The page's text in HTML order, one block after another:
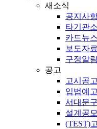
새소식
공지사
타기관
카드뉴스
보도자료
구정알
공고
고시공고
입법예고
서대문
설계공모
(TEST)